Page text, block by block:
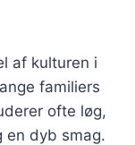
af kulturen i
familiers
ofte løg,
en dyb smag.